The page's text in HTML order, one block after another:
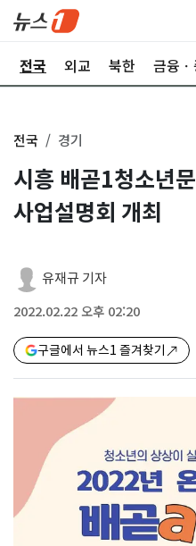
전국 외교 북한 금융
전국 경기
시흥 배곧1청소년
사업설명회 개최
유재규 기자
2022.02.22 오후 02:20
구글에서 뉴스1 즐겨찾기